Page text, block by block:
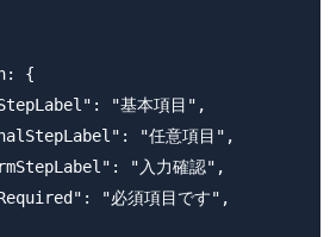
{
"基本項目",
"任意項目",
"入力確認",
"必須項目です",